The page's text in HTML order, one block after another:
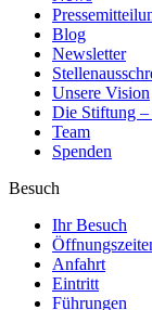
Blog
Newsletter
Unsere Vision
Die Stiftung –
Team
Spenden
Besuch
Ihr Besuch
Anfahrt
Eintritt
Führungen